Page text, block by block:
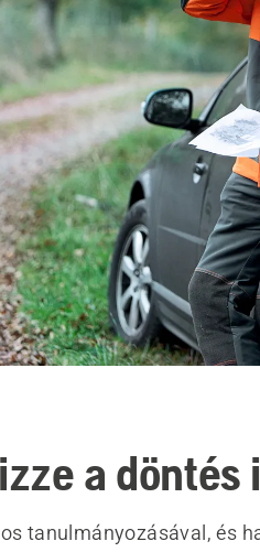
a döntés
tanulmányozásával, és